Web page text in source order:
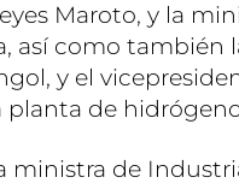
Maroto, y la
así como también
y el
planta de
ministra de